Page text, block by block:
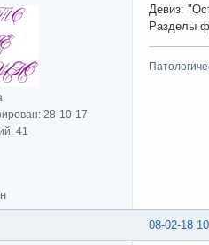
28-10-17
41
Девиз:
Разделы
08-02-18